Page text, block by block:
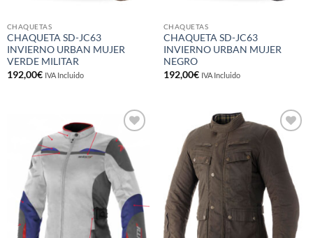
CHAQUETAS
CHAQUETA SD-JC63
INVIERNO URBAN MUJER
VERDE MILITAR
192,00€ IVA Incluido
CHAQUETAS
CHAQUETA SD-JC63
INVIERNO URBAN MUJER
NEGRO
192,00€ IVA Incluido
Añadir
a la
lista de
deseos
Añadir
a la
lista de
deseos